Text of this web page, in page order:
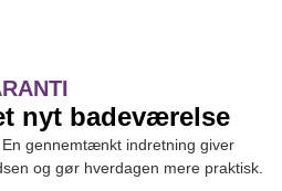
nyt badeværelse
gennemtænkt indretning giver
og gør hverdagen mere praktisk.